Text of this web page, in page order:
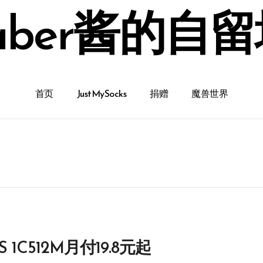
酱的自
首页 JustMySocks 捐赠 魔兽世界
月付19.8元起